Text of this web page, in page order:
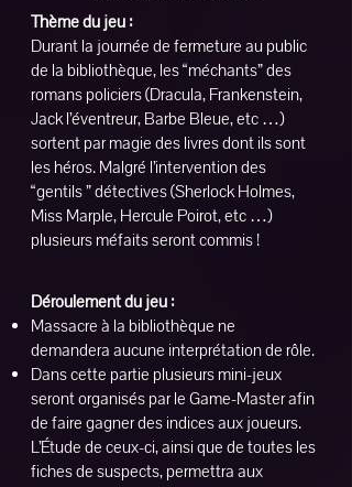
Thème du jeu :
Durant la journée de fermeture au public
de la bibliothèque, les “méchants” des
romans policiers (Dracula, Frankenstein,
Jack l’éventreur, Barbe Bleue, etc …)
sortent par magie des livres dont ils sont
les héros. Malgré l’intervention des
“gentils ” détectives (Sherlock Holmes,
Miss Marple, Hercule Poirot, etc …)
plusieurs méfaits seront commis !
Déroulement du jeu :
Massacre à la bibliothèque ne
demandera aucune interprétation de rôle.
Dans cette partie plusieurs mini-jeux
seront organisés par le Game-Master afin
de faire gagner des indices aux joueurs.
L’Étude de ceux-ci, ainsi que de toutes les
fiches de suspects, permettra aux